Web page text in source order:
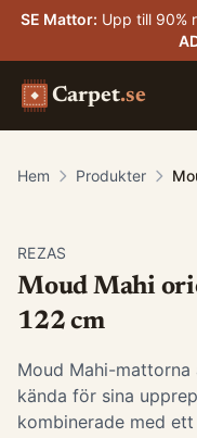
SE Mattor: Upp till 90%
Carpet.se
Hem Produkter
REZAS
Moud Mahi
122 cm
Moud Mahi-
kända för sina
kombinerade med